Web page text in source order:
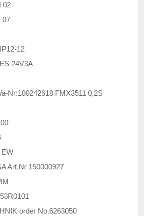
02
07
12
24V3A
Nr:100242618 FMX3511 0,2S
EW
Art.Nr 150000927
order No.6263050